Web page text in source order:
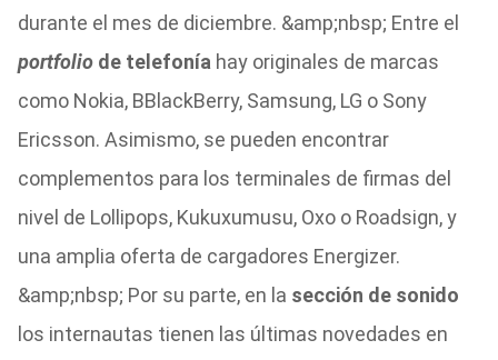
durante el mes de diciembre. &amp;nbsp; Entre el
portfoliode telefonía hay originales de marcas
como Nokia, BBlackBerry, Samsung, LG o Sony
Ericsson. Asimismo, se pueden encontrar
complementos para los terminales de firmas del
nivel de Lollipops, Kukuxumusu, Oxo o Roadsign, y
una amplia oferta de cargadores Energizer.
&amp;nbsp; Por su parte, en la sección de sonido
los internautas tienen las últimas novedades en